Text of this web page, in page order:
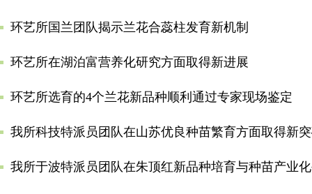
环艺所国兰团队揭示兰花合蕊柱发育新机制
环艺所在湖泊富营养化研究方面取得新进展
环艺所选育的4个兰花新品种顺利通过专家现场鉴定
我所科技特派员团队在山苏优良种苗繁育方面取得新